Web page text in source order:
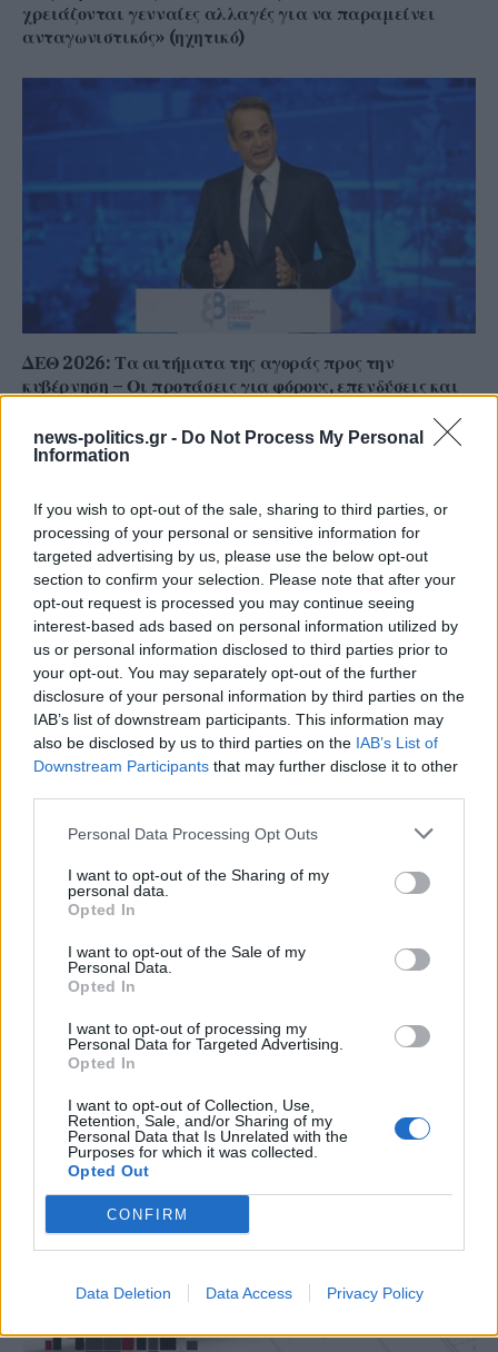
news-politics.gr - Do Not Process My Personal
Information
If you wish to opt-out of the sale, sharing to third parties, or
processing of your personal or sensitive information for
targeted advertising by us, please use the below opt-out
section to confirm your selection. Please note that after your
opt-out request is processed you may continue seeing
interest-based ads based on personal information utilized by
us or personal information disclosed to third parties prior to
your opt-out. You may separately opt-out of the further
disclosure of your personal information by third parties on the
IAB’s list of downstream participants. This information may
also be disclosed by us to third parties on the IAB’s List of
Downstream Participants that may further disclose it to other
Personal Data Processing Opt Outs
I want to opt-out of the Sharing of my
personal data.
Opted In
I want to opt-out of the Sale of my
Personal Data.
Opted In
I want to opt-out of processing my
Personal Data for Targeted Advertising.
Opted In
I want to opt-out of Collection, Use,
Retention, Sale, and/or Sharing of my
Personal Data that Is Unrelated with the
Purposes for which it was collected.
Opted Out
CONFIRM
Data Deletion Data Access Privacy Policy
χρειάζονται γενναίες αλλαγές για να παραμείνει
ανταγωνιστικός» (ηχητικό)
ΔΕΘ 2026: Τα αιτήματα της αγοράς προς την
κυβέρνηση – Οι προτάσεις για φόρους, επενδύσεις και
Απάντηση του Δημοτικού Λιμενικού Ταμείου στις
καταγγελίες του ΤΕΕ: Χαμηλοί τόνοι, αλλά η ουσία
των ερωτημάτων παραμένει αναπάντητη